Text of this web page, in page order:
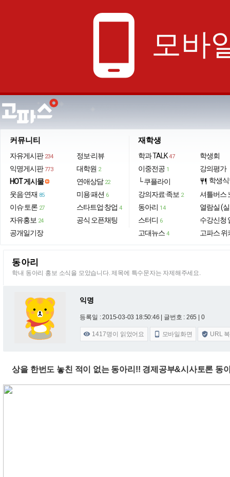
phone_android 모바
커뮤니티
자유게시판 234
익명게시판 773
HOT 게시물
웃음·연재 85
이슈·토론 27
자유홍보 24
공개일기장
정보·리뷰
대학원 2
연애상담 22
미용·패션 6
스타트업·창업 4
공식 오픈채팅
재학생
학과 TALK 47
이중전공 1
└ 쿠플라이
강의자료·족보 2
동아리 14
스터디 6
고대뉴스 4
학생회
강의평가
restaurant 학생
셔틀버스
열람실 (
수강신청
고파스 위
동아리
학내 동아리 홍보 소식을 모았습니다. 제목에 특수문자는 자제해주세요.
익명
등록일 : 2015-03-03 18:50:46 | 글번호 : 265 | 0
 1417명이 읽었어요  모바일화면  URL
상을 한번도 놓친 적이 없는 동아리!! 경제공부&시사토론 동